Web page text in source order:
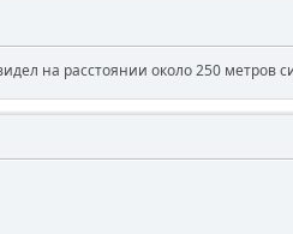
на расстоянии около 250 метров